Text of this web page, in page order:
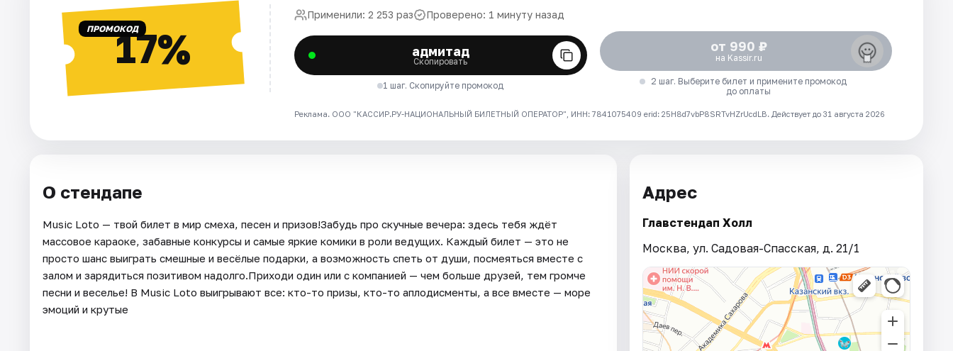
ПРОМОКОД17%
Применили: 2 253 раз Проверено: 1 минуту назад
адмитад
Скопировать
1 шаг. Скопируйте промокод
от 990 ₽
на Kassir.ru
2 шаг. Выберите билет и примените промокод
до оплаты
Реклама. ООО "КАССИР.РУ-НАЦИОНАЛЬНЫЙ БИЛЕТНЫЙ ОПЕРАТОР", ИНН: 7841075409 erid: 25H8d7vbP8SRTvHZrUcdLB. Действует до 31 августа 2026
О стендапе
Music Loto — твой билет в мир смеха, песен и призов!Забудь про скучные вечера: здесь тебя ждёт
массовое караоке, забавные конкурсы и самые яркие комики в роли ведущих. Каждый билет — это не
просто шанс выиграть смешные и весёлые подарки, а возможность спеть от души, посмеяться вместе с
залом и зарядиться позитивом надолго.Приходи один или с компанией — чем больше друзей, тем громче
песни и веселье! В Music Loto выигрывают все: кто-то призы, кто-то аплодисменты, а все вместе — море
эмоций и крутые
Адрес
Главстендап Холл
Москва, ул. Садовая-Спасская, д. 21/1